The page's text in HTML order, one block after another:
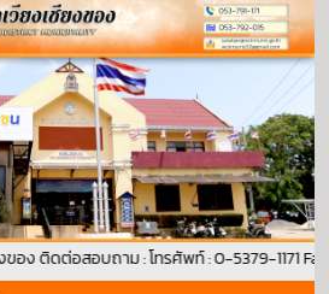
ง ติดต่อสอบถาม : โทรศัพท์ : 0-5379-1171